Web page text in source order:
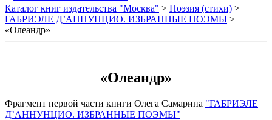
Каталог книг издательства "Москва" > Поэзия (стихи) >
ГАБРИЭЛЕ Д’АННУНЦИО. ИЗБРАННЫЕ ПОЭМЫ >
«Олеандр»
«Олеандр»
Фрагмент первой части книги Олега Самарина "ГАБРИЭЛЕ
Д’АННУНЦИО. ИЗБРАННЫЕ ПОЭМЫ"